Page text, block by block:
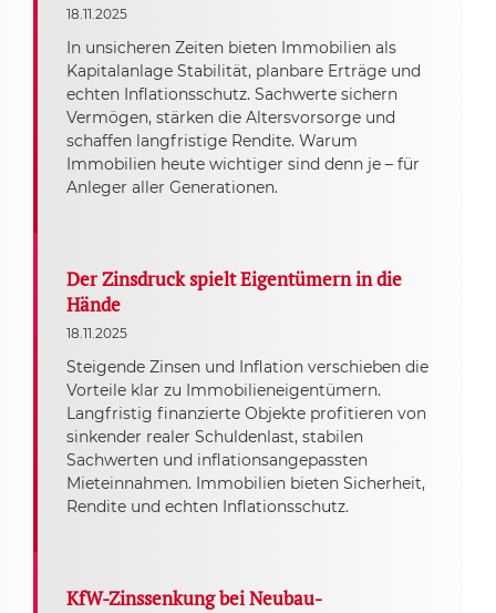
18.11.2025
In unsicheren Zeiten bieten Immobilien als
Kapitalanlage Stabilität, planbare Erträge und
echten Inflationsschutz. Sachwerte sichern
Vermögen, stärken die Altersvorsorge und
schaffen langfristige Rendite. Warum
Immobilien heute wichtiger sind denn je – für
Anleger aller Generationen.
Der Zinsdruck spielt Eigentümern in die
Hände
18.11.2025
Steigende Zinsen und Inflation verschieben die
Vorteile klar zu Immobilieneigentümern.
Langfristig finanzierte Objekte profitieren von
sinkender realer Schuldenlast, stabilen
Sachwerten und inflationsangepassten
Mieteinnahmen. Immobilien bieten Sicherheit,
Rendite und echten Inflationsschutz.
KfW-Zinssenkung bei Neubau-